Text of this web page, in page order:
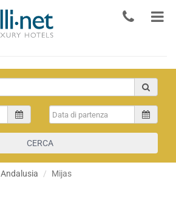
CERCA
Andalusia Mijas